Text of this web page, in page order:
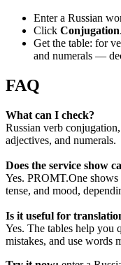
Enter a Russian
Click Conjugation.
Get the table: for
and numerals —
FAQ
What can I check?
Russian verb
adjectives, and numerals.
Does the service show
Yes. PROMT.One shows
tense, and mood,
Is it useful for
Yes. The tables help you
mistakes, and use words